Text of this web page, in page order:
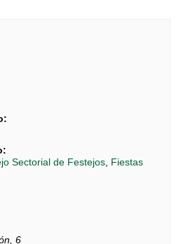
Sectorial de Festejos, Fiestas
6